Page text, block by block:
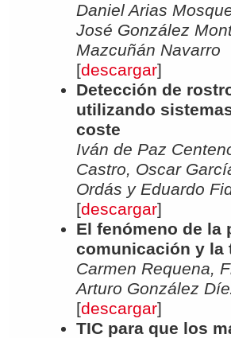
Daniel Arias
José González
Mazcuñán Navarro
[descargar]
Detección de
utilizando
coste
Iván de Paz
Castro, Oscar
Ordás y Eduardo
[descargar]
El fenómeno de la
comunicación y la
Carmen Requena,
Arturo González
[descargar]
TIC para que los